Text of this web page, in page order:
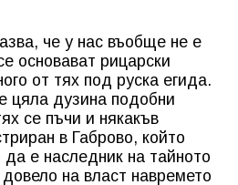
че у нас въобще не е
основават рицарски
от тях под руска егида.
цяла дузина подобни
се пъчи и някакъв
в Габрово, който
е наследник на тайното
на власт навремето